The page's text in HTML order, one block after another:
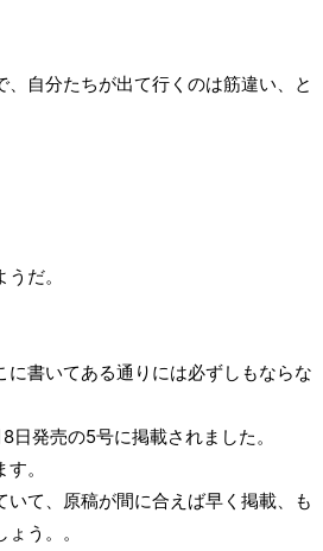
自分たちが出て行くのは筋違い、と
だ。
書いてある通りには必ずしもならな
発売の5号に掲載されました。
。
て、原稿が間に合えば早く掲載、も
う。。